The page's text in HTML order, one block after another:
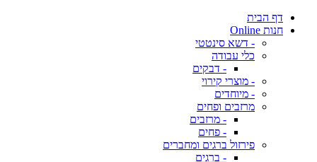
דף הבית
חנות Online
- דשא סינטטי
כלי עבודה
- דבקים
- מוצרי קירוי
- מיוחדים
מרזבים ופחים
- מרזבים
- פחים
פירזול ברגים ומחברים
- ברגים